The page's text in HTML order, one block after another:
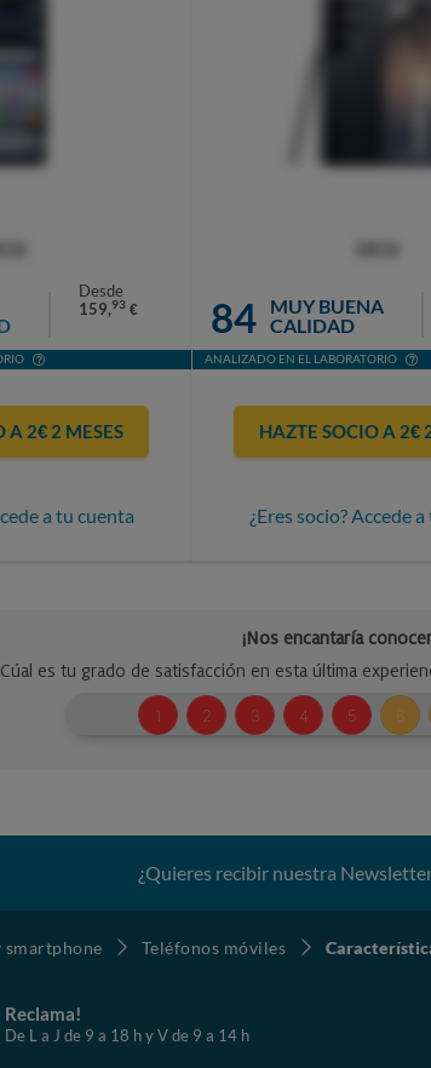
Desde
159,93 €
A 2€ 2 MESES
a tu cuenta
84
MUY BUENA
CALIDAD
ANALIZADO EN EL LABORATORIO
HAZTE SOCIO A 2€
¿Eres socio? Accede
¿Quieres recibir nuestra
smartphone Teléfonos móviles
Reclama!
De L a J de 9 a 18 h y V de 9 a 14 h